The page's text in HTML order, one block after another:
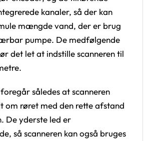
kanaler, så der kan
mængde vand, der er brug
pumpe. De medfølgende
det let at indstille scanneren til
således at scanneren
om røret med den rette afstand
De yderste led er
så scanneren kan også bruges